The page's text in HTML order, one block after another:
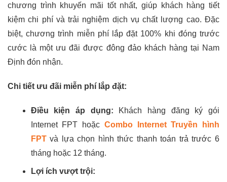
chương trình khuyến mãi tốt nhất, giúp khách hàng tiết
kiệm chi phí và trải nghiệm dịch vụ chất lượng cao. Đặc
biệt, chương trình miễn phí lắp đặt 100% khi đóng trước
cước là một ưu đãi được đông đảo khách hàng tại Nam
Định đón nhận.
Chi tiết ưu đãi miễn phí lắp đặt:
Điều kiện áp dụng: Khách hàng đăng ký gói
Internet FPT hoặc Combo Internet Truyền hình
FPTvà lựa chọn hình thức thanh toán trả trước 6
tháng hoặc 12 tháng.
Lợi ích vượt trội: